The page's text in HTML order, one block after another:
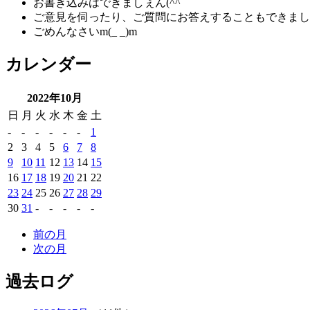
お書き込みはできましぇん(^^ゞ
ご意見を伺ったり、ご質問にお答えすることもできま
ごめんなさいm(_ _)m
カレンダー
2022年10月
日
月 火 水 木 金 土
-
- - - - -
1
2
3 4 5 6 7
8
9
10 11 12 13 14 15
16 17 18 19 20 21 22
23 24 25 26 27 28 29
30 31 - - - - -
前の月
次の月
過去ログ